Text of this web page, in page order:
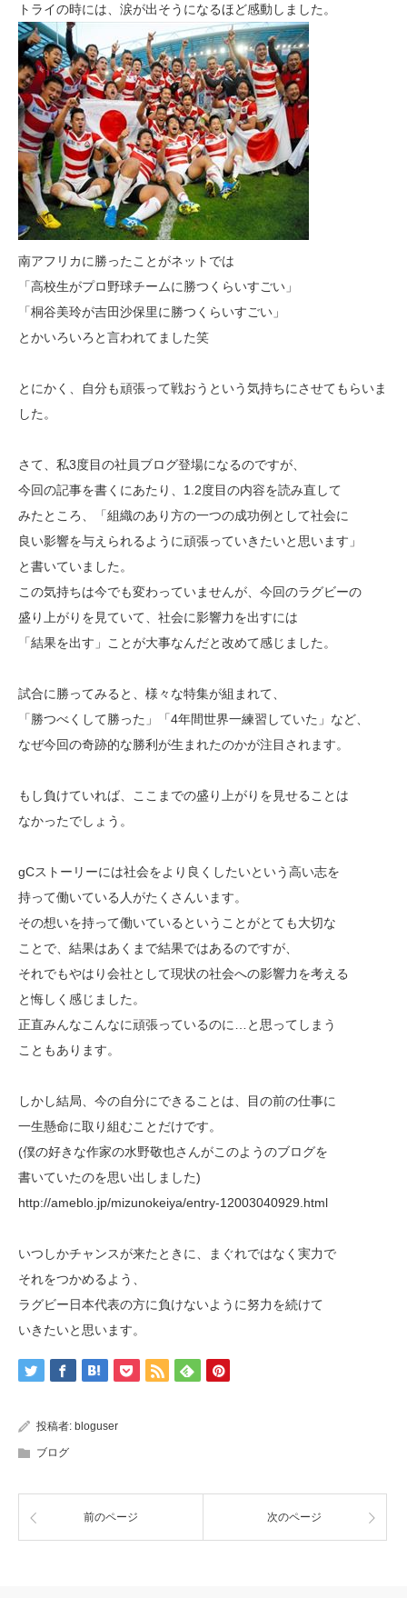
トライの時には、涙が出そうになるほど感動しました。
南アフリカに勝ったことがネットでは
「高校生がプロ野球チームに勝つくらいすごい」
「桐谷美玲が吉田沙保里に勝つくらいすごい」
とかいろいろと言われてました笑
とにかく、自分も頑張って戦おうという気持ちにさせてもらいま
した。
さて、私3度目の社員ブログ登場になるのですが、
今回の記事を書くにあたり、1.2度目の内容を読み直して
みたところ、「組織のあり方の一つの成功例として社会に
良い影響を与えられるように頑張っていきたいと思います」
と書いていました。
この気持ちは今でも変わっていませんが、今回のラグビーの
盛り上がりを見ていて、社会に影響力を出すには
「結果を出す」ことが大事なんだと改めて感じました。
試合に勝ってみると、様々な特集が組まれて、
「勝つべくして勝った」「4年間世界一練習していた」など、
なぜ今回の奇跡的な勝利が生まれたのかが注目されます。
もし負けていれば、ここまでの盛り上がりを見せることは
なかったでしょう。
gCストーリーには社会をより良くしたいという高い志を
持って働いている人がたくさんいます。
その想いを持って働いているということがとても大切な
ことで、結果はあくまで結果ではあるのですが、
それでもやはり会社として現状の社会への影響力を考える
と悔しく感じました。
正直みんなこんなに頑張っているのに…と思ってしまう
こともあります。
しかし結局、今の自分にできることは、目の前の仕事に
一生懸命に取り組むことだけです。
(僕の好きな作家の水野敬也さんがこのようのブログを
書いていたのを思い出しました)
http://ameblo.jp/mizunokeiya/entry-12003040929.html
いつしかチャンスが来たときに、まぐれではなく実力で
それをつかめるよう、
ラグビー日本代表の方に負けないように努力を続けて
いきたいと思います。
投稿者: bloguser
ブログ
前のページ 次のページ